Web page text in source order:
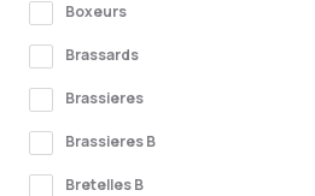
Boxeurs
Brassards
Brassieres
Brassieres B
Bretelles B